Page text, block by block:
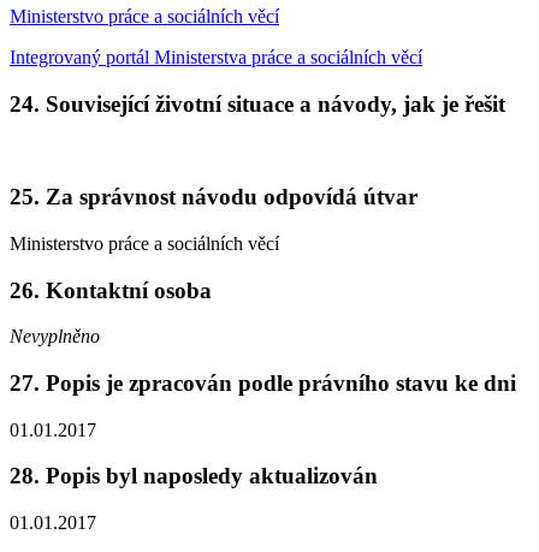
Ministerstvo práce a sociálních věcí
Integrovaný portál Ministerstva práce a sociálních věcí
24. Související životní situace a návody, jak je řešit
25. Za správnost návodu odpovídá útvar
Ministerstvo práce a sociálních věcí
26. Kontaktní osoba
Nevyplněno
27. Popis je zpracován podle právního stavu ke dni
01.01.2017
28. Popis byl naposledy aktualizován
01.01.2017